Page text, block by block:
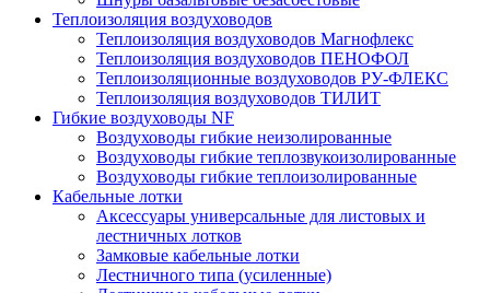
Теплоизоляция воздуховодов
Теплоизоляция воздуховодов Магнофлекс
Теплоизоляция воздуховодов ПЕНОФОЛ
Теплоизоляционные воздуховодов РУ-ФЛЕКС
Теплоизоляция воздуховодов ТИЛИТ
Гибкие воздуховоды NF
Воздуховоды гибкие неизолированные
Воздуховоды гибкие теплозвукоизолированные
Воздуховоды гибкие теплоизолированные
Кабельные лотки
Аксессуары универсальные для листовых и
лестничных лотков
Замковые кабельные лотки
Лестничного типа (усиленные)